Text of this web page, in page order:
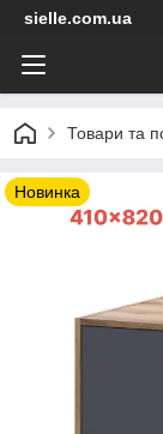
sielle.com.ua
Товари та
Новинка